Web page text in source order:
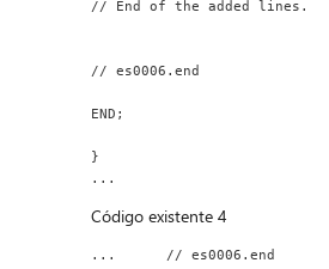
// End of the added lines.
// es0006.end
END;
}
...
Código existente 4
...      // es0006.end